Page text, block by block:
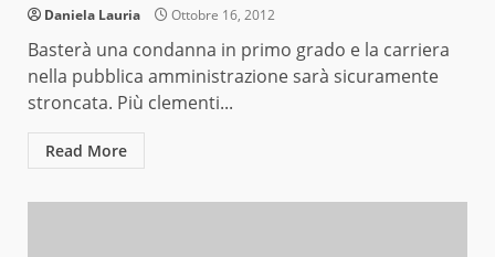
Daniela Lauria Ottobre 16, 2012
Basterà una condanna in primo grado e la carriera
nella pubblica amministrazione sarà sicuramente
stroncata. Più clementi...
Read More